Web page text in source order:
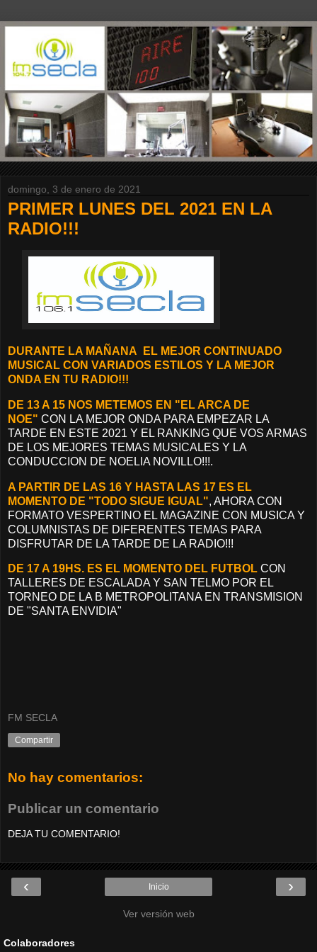
domingo, 3 de enero de 2021
PRIMER LUNES DEL 2021 EN LA
RADIO!!!
DURANTE LA MAÑANA EL MEJOR CONTINUADO
MUSICAL CON VARIADOS ESTILOS Y LA MEJOR
ONDA EN TU RADIO!!!
DE 13 A 15 NOS METEMOS EN "EL ARCA DE
NOE" CON LA MEJOR ONDA PARA EMPEZAR LA
TARDE EN ESTE 2021 Y EL RANKING QUE VOS ARMAS
DE LOS MEJORES TEMAS MUSICALES Y LA
CONDUCCION DE NOELIA NOVILLO!!!.
A PARTIR DE LAS 16 Y HASTA LAS 17 ES EL
MOMENTO DE "TODO SIGUE IGUAL", AHORA CON
FORMATO VESPERTINO EL MAGAZINE CON MUSICA Y
COLUMNISTAS DE DIFERENTES TEMAS PARA
DISFRUTAR DE LA TARDE DE LA RADIO!!!
DE 17 A 19HS. ES EL MOMENTO DEL FUTBOL CON
TALLERES DE ESCALADA Y SAN TELMO POR EL
TORNEO DE LA B METROPOLITANA EN TRANSMISION
DE "SANTA ENVIDIA"
FM SECLA
Compartir
No hay comentarios:
Publicar un comentario
DEJA TU COMENTARIO!
‹ ›
Inicio
Ver versión web
Colaboradores